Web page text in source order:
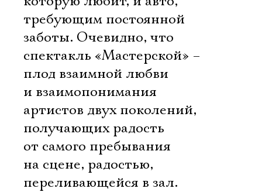
требующим постоянной
заботы. Очевидно, что
спектакль «Мастерской» –
плод взаимной любви
и взаимопонимания
артистов двух поколений,
получающих радость
от самого пребывания
на сцене, радостью,
переливающейся в зал.